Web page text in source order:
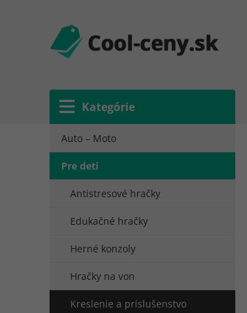
Kategórie
Auto – Moto
Pre deti
Antistresové hračky
Edukačné hračky
Herné konzoly
Hračky na von
Kreslenie a príslušenstvo